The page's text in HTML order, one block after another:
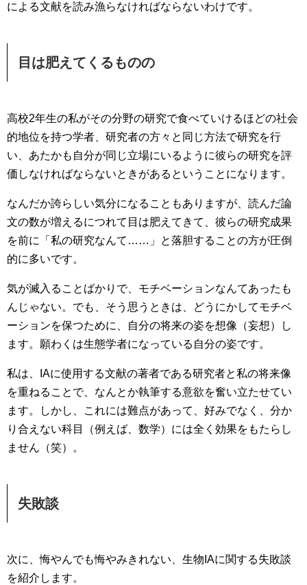
による文献を読み漁らなければならないわけです。
目は肥えてくるものの
高校2年生の私がその分野の研究で食べていけるほどの社会
的地位を持つ学者、研究者の方々と同じ方法で研究を行
い、あたかも自分が同じ立場にいるように彼らの研究を評
価しなければならないときがあるということになります。
なんだか誇らしい気分になることもありますが、読んだ論
文の数が増えるにつれて目は肥えてきて、彼らの研究成果
を前に「私の研究なんて……」と落胆することの方が圧倒
的に多いです。
気が滅入ることばかりで、モチベーションなんてあったも
んじゃない。でも、そう思うときは、どうにかしてモチベ
ーションを保つために、自分の将来の姿を想像（妄想）し
ます。願わくは生態学者になっている自分の姿です。
私は、IAに使用する文献の著者である研究者と私の将来像
を重ねることで、なんとか執筆する意欲を奮い立たせてい
ます。しかし、これには難点があって、好みでなく、分か
り合えない科目（例えば、数学）には全く効果をもたらし
ません（笑）。
失敗談
次に、悔やんでも悔やみきれない、生物IAに関する失敗談
を紹介します。